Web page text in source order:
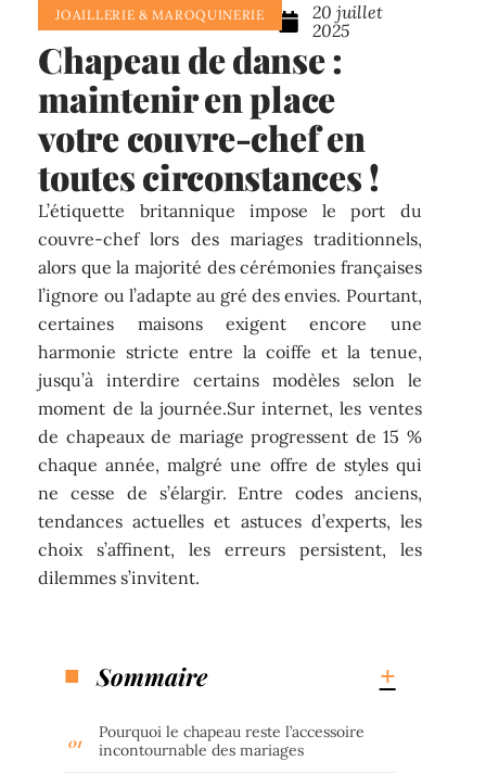
JOAILLERIE & MAROQUINERIE
20 juillet
2025
Chapeau de danse :
maintenir en place
votre couvre-chef en
toutes circonstances !
L’étiquette britannique impose le port du
couvre-chef lors des mariages traditionnels,
alors que la majorité des cérémonies françaises
l’ignore ou l’adapte au gré des envies. Pourtant,
certaines maisons exigent encore une
harmonie stricte entre la coiffe et la tenue,
jusqu’à interdire certains modèles selon le
moment de la journée.Sur internet, les ventes
de chapeaux de mariage progressent de 15 %
chaque année, malgré une offre de styles qui
ne cesse de s’élargir. Entre codes anciens,
tendances actuelles et astuces d’experts, les
choix s’affinent, les erreurs persistent, les
dilemmes s’invitent.
Sommaire
Pourquoi le chapeau reste l’accessoire
incontournable des mariages